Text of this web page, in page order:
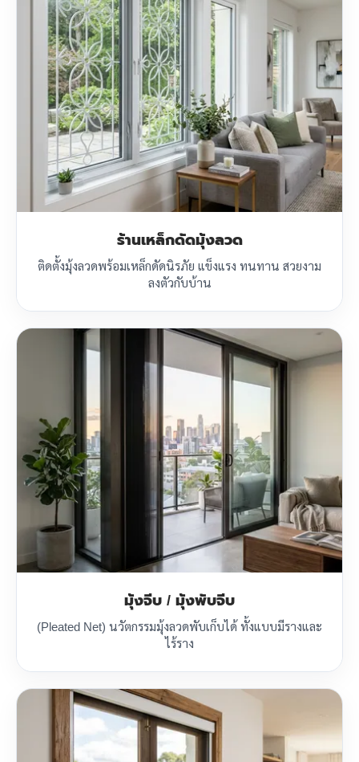
ร้านเหล็กดัดมุ้งลวด
ติดตั้งมุ้งลวดพร้อมเหล็กดัดนิรภัย แข็งแรง ทนทาน สวยงาม
ลงตัวกับบ้าน
มุ้งจีบ / มุ้งพับจีบ
(Pleated Net) นวัตกรรมมุ้งลวดพับเก็บได้ ทั้งแบบมีรางและ
ไร้ราง